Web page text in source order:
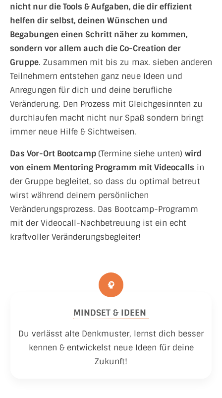
nicht nur die Tools & Aufgaben, die dir effizient
helfen dir selbst, deinen Wünschen und
Begabungen einen Schritt näher zu kommen,
sondern vor allem auch die Co-Creation der
Gruppe. Zusammen mit bis zu max. sieben anderen
Teilnehmern entstehen ganz neue Ideen und
Anregungen für dich und deine berufliche
Veränderung. Den Prozess mit Gleichgesinnten zu
durchlaufen macht nicht nur Spaß sondern bringt
immer neue Hilfe & Sichtweisen.
Das Vor-Ort Bootcamp (Termine siehe unten) wird
von einem Mentoring Programm mit Videocalls in
der Gruppe begleitet, so dass du optimal betreut
wirst während deinem persönlichen
Veränderungsprozess. Das Bootcamp-Programm
mit der Videocall-Nachbetreuung ist ein echt
kraftvoller Veränderungsbegleiter!
MINDSET & IDEEN
Du verlässt alte Denkmuster, lernst dich besser
kennen & entwickelst neue Ideen für deine
Zukunft!